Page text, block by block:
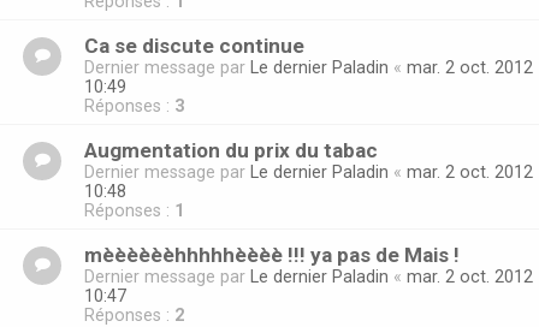
Ca se discute continue
Dernier message par Le dernier Paladin « mar. 2 oct. 2012
10:49
Réponses : 3
Augmentation du prix du tabac
Dernier message par Le dernier Paladin « mar. 2 oct. 2012
10:48
Réponses : 1
mèèèèèèhhhhhèèèè !!! ya pas de Mais !
Dernier message par Le dernier Paladin « mar. 2 oct. 2012
10:47
Réponses : 2